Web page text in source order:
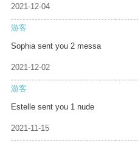
2021-12-04
游客
Sophia sent you 2 messa
2021-12-02
游客
Estelle sent you 1 nude
2021-11-15